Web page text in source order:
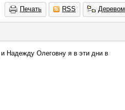
Печать RSS Деревом
Надежду Олеговну я в эти дни в